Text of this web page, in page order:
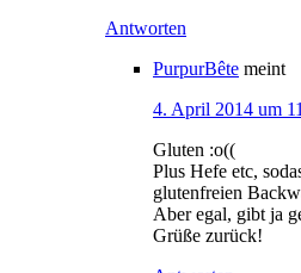
Antworten
PurpurBête meint
4. April 2014 um
Gluten :o((
Plus Hefe etc,
glutenfreien
Aber egal, gibt ja
Grüße zurück!